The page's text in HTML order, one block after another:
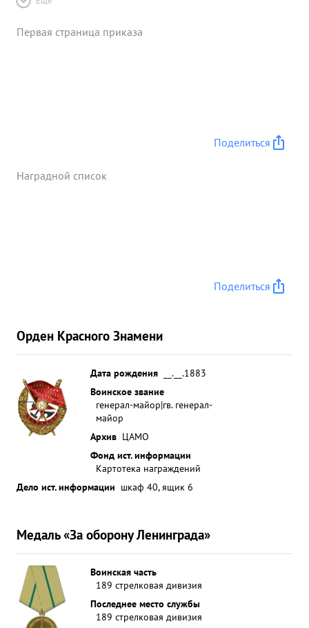
Первая страница приказа
Поделиться
Наградной список
Поделиться
Орден Красного Знамени
Дата рождения
__.__.1883
Воинское звание
генерал-майор|гв. генерал-
майор
Архив ЦАМО
Фонд ист. информации
Картотека награждений
Дело ист. информации шкаф 40, ящик 6
Медаль «За оборону Ленинграда»
Воинская часть
189 стрелковая дивизия
Последнее место службы
189 стрелковая дивизия